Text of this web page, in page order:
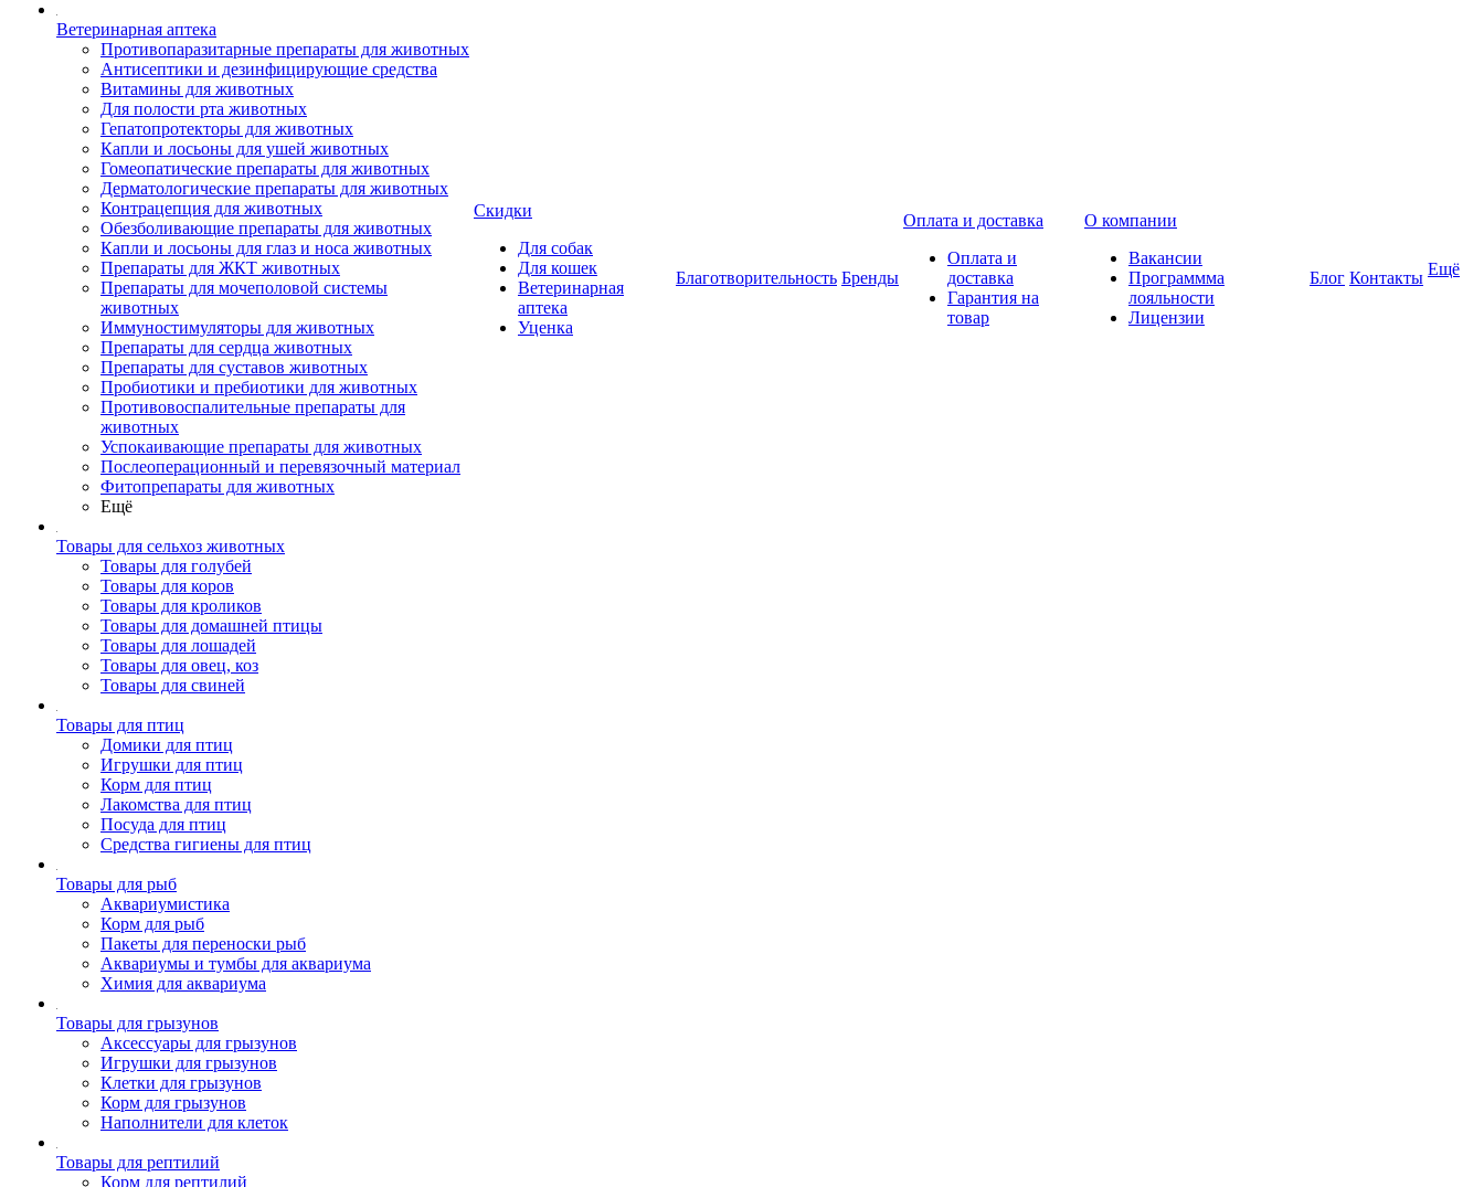
Ветеринарная аптека
Противопаразитарные препараты для животных
Антисептики и дезинфицирующие средства
Витамины для животных
Для полости рта животных
Гепатопротекторы для животных
Капли и лосьоны для ушей животных
Гомеопатические препараты для животных
Дерматологические препараты для животных
Контрацепция для животных
Обезболивающие препараты для животных
Капли и лосьоны для глаз и носа животных
Препараты для ЖКТ животных
Препараты для мочеполовой системы
животных
Иммуностимуляторы для животных
Препараты для сердца животных
Препараты для суставов животных
Пробиотики и пребиотики для животных
Противовоспалительные препараты для
животных
Успокаивающие препараты для животных
Послеоперационный и перевязочный материал
Фитопрепараты для животных
Ещё
Товары для сельхоз животных
Товары для голубей
Товары для коров
Товары для кроликов
Товары для домашней птицы
Товары для лошадей
Товары для овец, коз
Товары для свиней
Товары для птиц
Домики для птиц
Игрушки для птиц
Корм для птиц
Лакомства для птиц
Посуда для птиц
Средства гигиены для птиц
Товары для рыб
Аквариумистика
Корм для рыб
Пакеты для переноски рыб
Аквариумы и тумбы для аквариума
Химия для аквариума
Товары для грызунов
Аксессуары для грызунов
Игрушки для грызунов
Клетки для грызунов
Корм для грызунов
Наполнители для клеток
Товары для рептилий
Корм для рептилий
Скидки
Для собак
Для кошек
Ветеринарная
аптека
Уценка
Благотворительность Бренды
Оплата и доставка
Оплата и
доставка
Гарантия на
товар
О компании
Вакансии
Программма
лояльности
Лицензии
Блог Контакты Ещё